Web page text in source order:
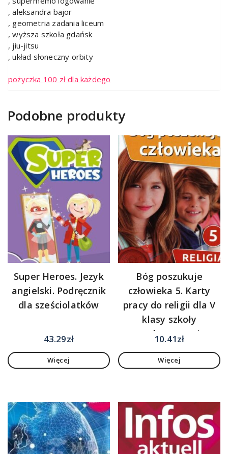
, aleksandra bajor
, geometria zadania liceum
, wyższa szkoła gdańsk
, jiu-jitsu
, układ słoneczny orbity
pożyczka 100 zł dla każdego
Podobne produkty
Super Heroes. Jezyk
angielski. Podręcznik
dla sześciolatków
43.29zł
Więcej
Bóg poszukuje
człowieka 5. Karty
pracy do religii dla V
klasy szkoły
podstawowej
10.41zł
Więcej